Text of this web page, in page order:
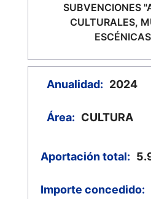
SUBVENCIONES
CULTURALES,
Anualidad: 2024
Área: CULTURA
Aportación total:
Importe concedido: